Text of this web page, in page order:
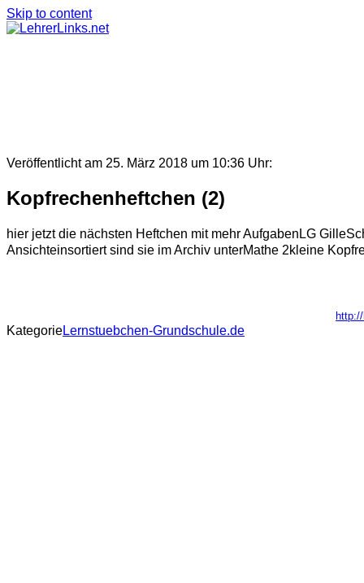
Skip to content
Veröffentlicht am 25. März 2018 um 10:36 Uhr:
Kopfrechenheftchen (2)
hier jetzt die nächsten Heftchen mit mehr AufgabenLG
Ansichteinsortiert sind sie im Archiv unterMathe 2kleine
KategorieLernstuebchen-Grundschule.de